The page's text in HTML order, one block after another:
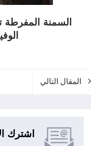
المقال التالي
اشترك